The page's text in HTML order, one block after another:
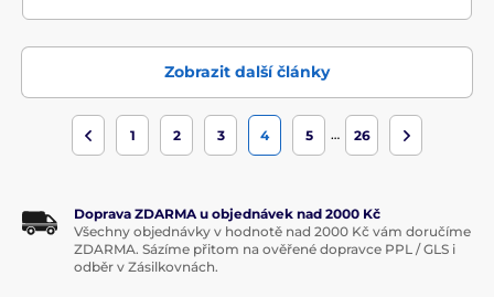
Zobrazit další články
1 2 3 4 5 … 26
Doprava ZDARMA u objednávek nad 2000 Kč
Všechny objednávky v hodnotě nad 2000 Kč vám doručíme
ZDARMA. Sázíme přitom na ověřené dopravce PPL / GLS i
odběr v Zásilkovnách.